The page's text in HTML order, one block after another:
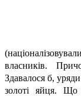
власників.
Здавалося б,
золоті яйця.